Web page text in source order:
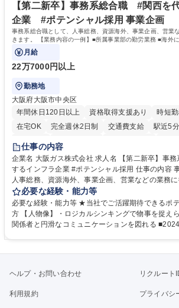
【第二新卒】事務系総合職 #関西を
企業 #ポテンシャル採用 事業企画
事務系総合職として、人事総務、資源海外、事業企画、営業
きます。 【業務内容の一例】■所属事業部の勤労業務 ■海外
門の企画スタッフ、ルート営業
月給
22万7000円以上
勤務地
大阪府大阪市中央区
年間休日120日以上
資格取得支援あり 時短
在宅OK
完全週休2日制 交通費支給 駅近5
服装自由
第二新卒歓迎
仕事の内容
企業名 大阪ガス株式会社 求人名 【第二新卒】事務系総合職 #関西を代表
するインフラ企業 #ポテンシャル採用 仕事の内容 事務系総合職として、
人事総務、資源海外、事業企画、営業などの業務
す。 【業務内容の一例】■所属事業部の勤労業務 ■
務 ■営業部門の企画スタッフ、ルート営業 【キャリアパス】入社後の配属
ポジションで一定期間ご活躍頂いた後、本人の適性
鑑みてジョブローテーションを行います。 【育成
表するインフラ企業 #ポテンシャル採用
必要な経験・能力等
必要な経験・能力等 ★当社でご活躍期待できるポ
方 【人物像】・ロジカルシンキングで物事を捉え
関係者と円滑なコミュニケーションを図れる ■2024年度から2026年度ま
「未来の日常」の創造に向けて持続可能な社会の実
す。 学歴・資格 学歴：大学院 大学 語学力： 資格：
ヘルプ・お問い合わせ リクルート
利用規約 プライバシ